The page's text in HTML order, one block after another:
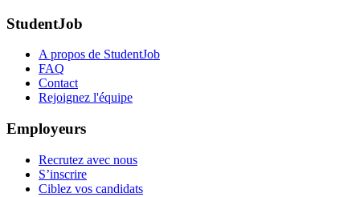
StudentJob
A propos de StudentJob
FAQ
Contact
Rejoignez l'équipe
Employeurs
Recrutez avec nous
S’inscrire
Ciblez vos candidats